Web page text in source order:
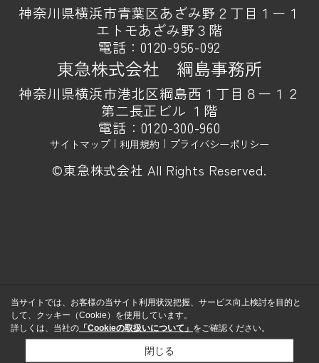
神奈川県横浜市青葉区あざみ野２丁目１ー１
エトモあざみ野３階
電話：0120-956-092
東急株式会社 綱島事務所
神奈川県横浜市港北区綱島西１丁目８ー１２
第二長正ビル １階
電話： 0120-300-960
サイトマップ｜ 利用規約 ｜ プライバシーポリシー
©東急株式会社 All Rights Reserved.
当サイトでは、お客様の当サイト利用状況把握、サービス向上検討を目的と
して、クッキー（Cookie）を使用しています。
詳しくは、当社の 「Cookieの取扱いについて」 をご確認ください。
閉じる